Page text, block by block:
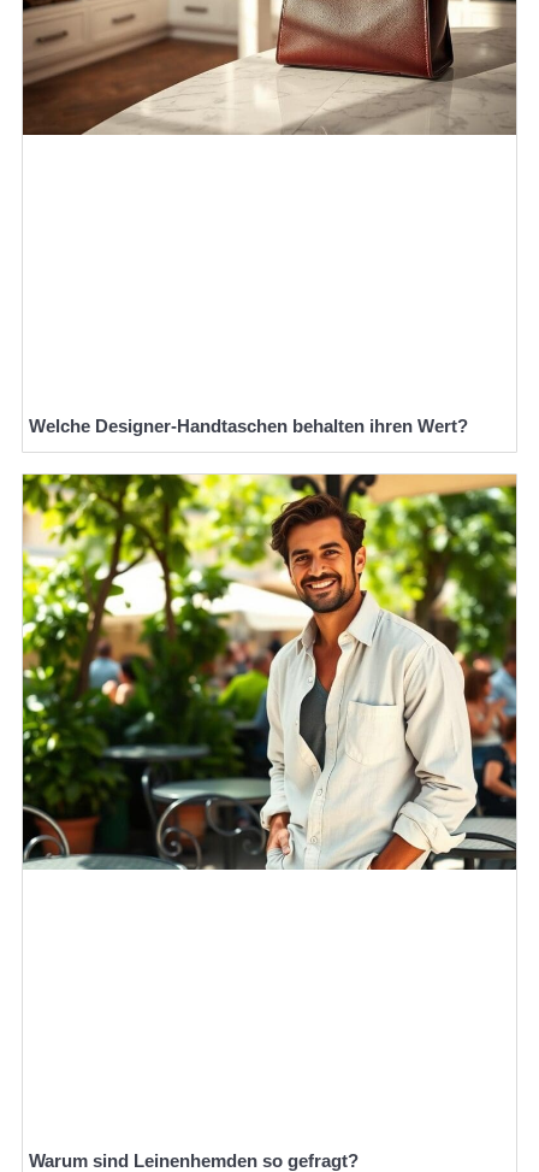
Welche Designer-Handtaschen behalten ihren Wert?
Warum sind Leinenhemden so gefragt?